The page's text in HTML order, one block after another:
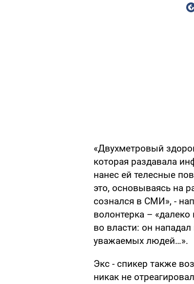
«Двухметровый
которая раздавала
нанес ей телесные
это, основываясь на
сознался в СМИ», -
волонтерка – «далеко
во власти: он
уважаемых людей…».
Экс - спикер также
никак не